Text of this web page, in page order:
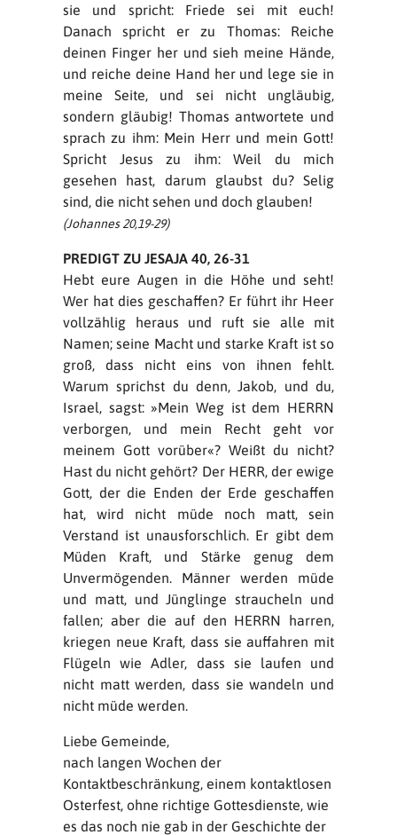
sie und spricht: Friede sei mit euch!
Danach spricht er zu Thomas: Reiche
deinen Finger her und sieh meine Hände,
und reiche deine Hand her und lege sie in
meine Seite, und sei nicht ungläubig,
sondern gläubig! Thomas antwortete und
sprach zu ihm: Mein Herr und mein Gott!
Spricht Jesus zu ihm: Weil du mich
gesehen hast, darum glaubst du? Selig
sind, die nicht sehen und doch glauben!
(Johannes 20,19-29)
PREDIGT ZU JESAJA 40, 26-31
Hebt eure Augen in die Höhe und seht!
Wer hat dies geschaffen? Er führt ihr Heer
vollzählig heraus und ruft sie alle mit
Namen; seine Macht und starke Kraft ist so
groß, dass nicht eins von ihnen fehlt.
Warum sprichst du denn, Jakob, und du,
Israel, sagst: »Mein Weg ist dem HERRN
verborgen, und mein Recht geht vor
meinem Gott vorüber«? Weißt du nicht?
Hast du nicht gehört? Der HERR, der ewige
Gott, der die Enden der Erde geschaffen
hat, wird nicht müde noch matt, sein
Verstand ist unausforschlich. Er gibt dem
Müden Kraft, und Stärke genug dem
Unvermögenden. Männer werden müde
und matt, und Jünglinge straucheln und
fallen; aber die auf den HERRN harren,
kriegen neue Kraft, dass sie auffahren mit
Flügeln wie Adler, dass sie laufen und
nicht matt werden, dass sie wandeln und
nicht müde werden.
Liebe Gemeinde,
nach langen Wochen der
Kontaktbeschränkung, einem kontaktlosen
Osterfest, ohne richtige Gottesdienste, wie
es das noch nie gab in der Geschichte der